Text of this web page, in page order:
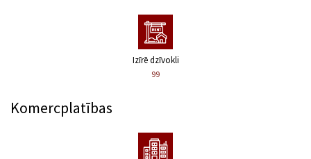
Izīrē dzīvokli
99
Komercplatības